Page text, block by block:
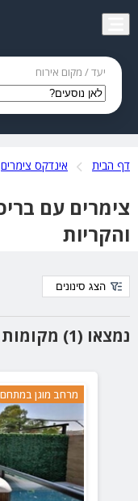
יעד / מקום אירוח
דף הבית אינדקס צימרים
צימרים עם
והקריות
נמצאו (1) מקומות אירוח
הצג סינונים
מרחב מוגן במתחם